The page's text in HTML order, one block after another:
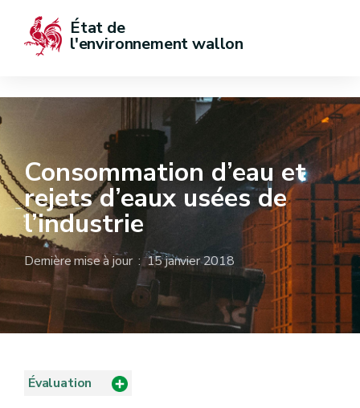
État de
l'environnement wallon
Consommation d’eau et
rejets d’eaux usées de
l’industrie
Dernière mise à jour : 15 janvier 2018
Évaluation